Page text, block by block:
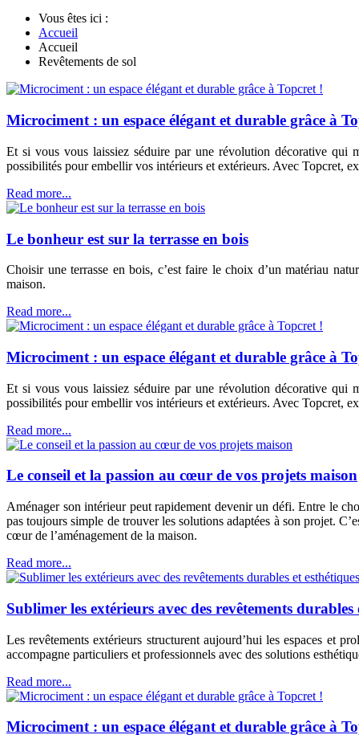
Vous êtes ici :
Accueil
Accueil
Revêtements de sol
Microciment : un espace élégant et durable grâce à
Et si vous vous laissiez séduire par une révolution décorative qui
possibilités pour embellir vos intérieurs et extérieurs. Avec Topcret,
Read more...
Le bonheur est sur la terrasse en bois
Choisir une terrasse en bois, c’est faire le choix d’un matériau
maison.
Read more...
Microciment : un espace élégant et durable grâce à
Et si vous vous laissiez séduire par une révolution décorative qui
possibilités pour embellir vos intérieurs et extérieurs. Avec Topcret,
Read more...
Le conseil et la passion au cœur de vos projets maison
Aménager son intérieur peut rapidement devenir un défi. Entre le
pas toujours simple de trouver les solutions adaptées à son projet.
cœur de l’aménagement de la maison.
Read more...
Sublimer les extérieurs avec des revêtements durables
Les revêtements extérieurs structurent aujourd’hui les espaces et
accompagne particuliers et professionnels avec des solutions
Read more...
Microciment : un espace élégant et durable grâce à